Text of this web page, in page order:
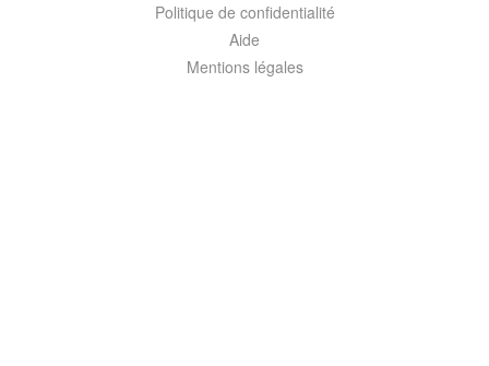
Politique de confidentialité
Aide
Mentions légales